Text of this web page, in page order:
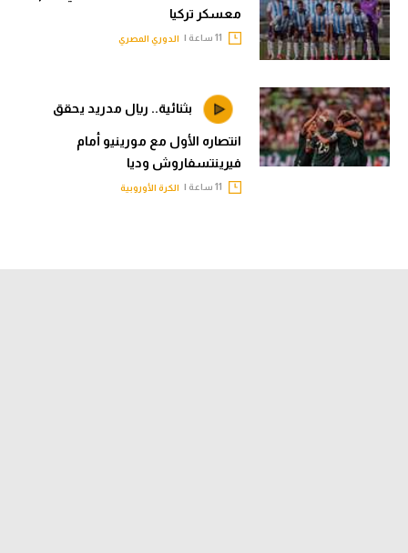
معسكر تركيا
الدوري المصري
بثنائية.. ريال مدريد يحقق
انتصاره الأول مع مورينيو أمام
فيرينتسفاروش وديا
الكرة الأوروبية